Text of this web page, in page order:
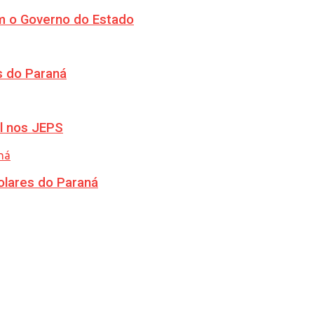
o Governo do Estado
do Paraná
JEPS
do Paraná